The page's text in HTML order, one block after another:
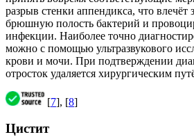
разрыв стенки аппендикса, что влечёт
брюшную полость бактерий и
инфекции. Наиболее точно
можно с помощью ультразвукового
крови и мочи. При подтверждении
отросток удаляется хирургическим
[7], [8]
Цистит